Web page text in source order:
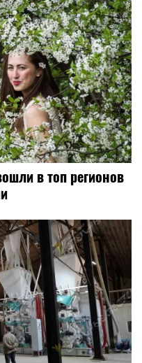
в топ регионов